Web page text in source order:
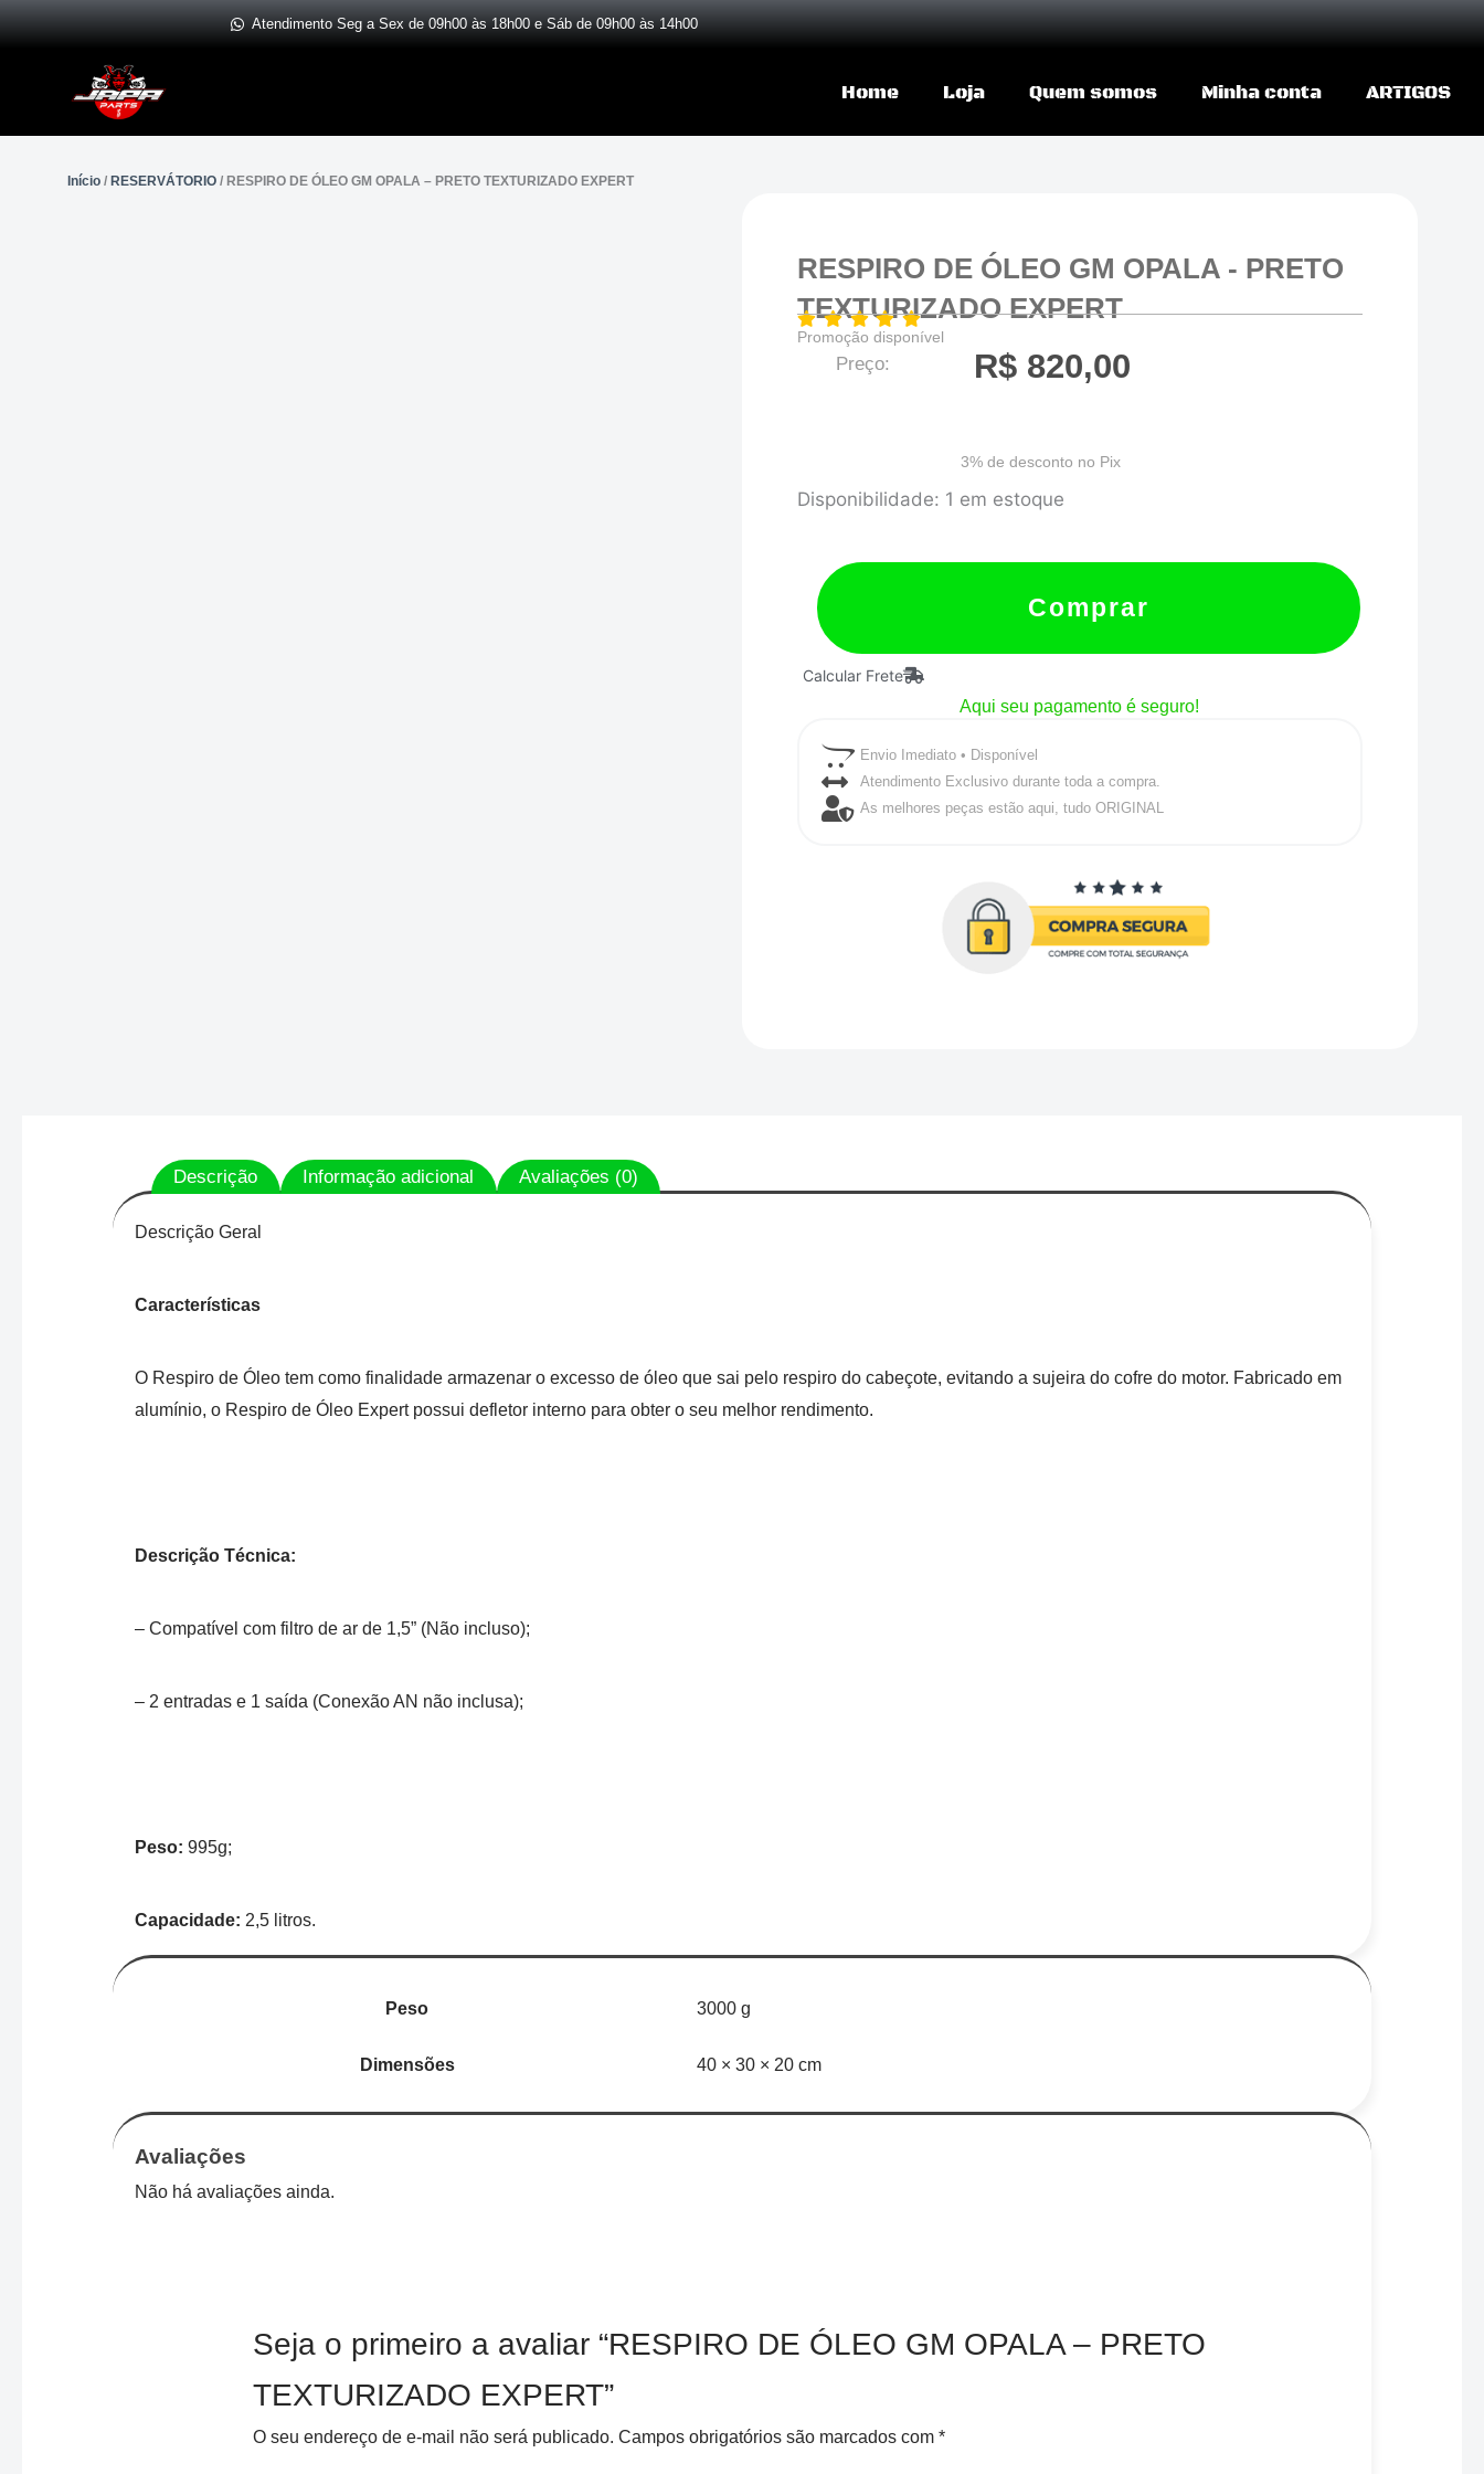
Ir
Atendimento Seg a Sex de 09h00 às 18h00 e Sáb de 09h00 às 14h00
Home Loja Quem somos Minha conta ARTIGOS
Início/ RESERVÁTORIO/ RESPIRO DE ÓLEO GM OPALA – PRETO TEXTURIZADO EXPERT
RESPIRO DE ÓLEO GM OPALA - PRETO
TEXTURIZADO EXPERT
Promoção disponível
Preço: R$ 820,00
3% de desconto no Pix
Disponibilidade: 1 em estoque
RESPIRO
ÓLEO
GM
OPALA
-
EXPERT
quantidade
Comprar
Calcular Frete
Aqui seu pagamento é seguro!
Envio Imediato • Disponível
Atendimento Exclusivo durante toda a compra.
As melhores peças estão aqui, tudo ORIGINAL
Descrição Informação adicional Avaliações (0)
Descrição Geral
Características
O Respiro de Óleo tem como finalidade armazenar o excesso de óleo que sai pelo respiro do cabeçote, evitando a sujeira do cofre do motor. Fabricado em
alumínio, o Respiro de Óleo Expert possui defletor interno para obter o seu melhor rendimento.
Descrição Técnica:
– Compatível com filtro de ar de 1,5” (Não incluso);
– 2 entradas e 1 saída (Conexão AN não inclusa);
Peso: 995g;
Capacidade: 2,5 litros.
Peso 3000 g
Dimensões 40 × 30 × 20 cm
Avaliações
Não há avaliações ainda.
Seja o primeiro a avaliar “RESPIRO DE ÓLEO GM OPALA – PRETO
TEXTURIZADO EXPERT”
O seu endereço de e-mail não será publicado. Campos obrigatórios são marcados com *